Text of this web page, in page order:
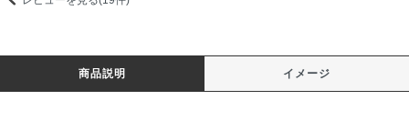
商品説明 イメージ